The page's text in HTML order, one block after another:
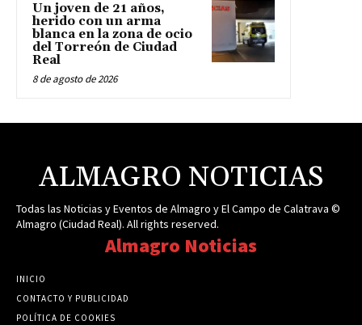
Un joven de 21 años,
herido con un arma
blanca en la zona de ocio
del Torreón de Ciudad
Real
8 de agosto de 2026
ALMAGRO NOTICIAS
Todas las Noticias y Eventos de Almagro y El Campo de Calatrava ©
Almagro (Ciudad Real). All rights reserved.
Almagro Noticias
INICIO
CONTACTO Y PUBLICIDAD
POLÍTICA DE COOKIES